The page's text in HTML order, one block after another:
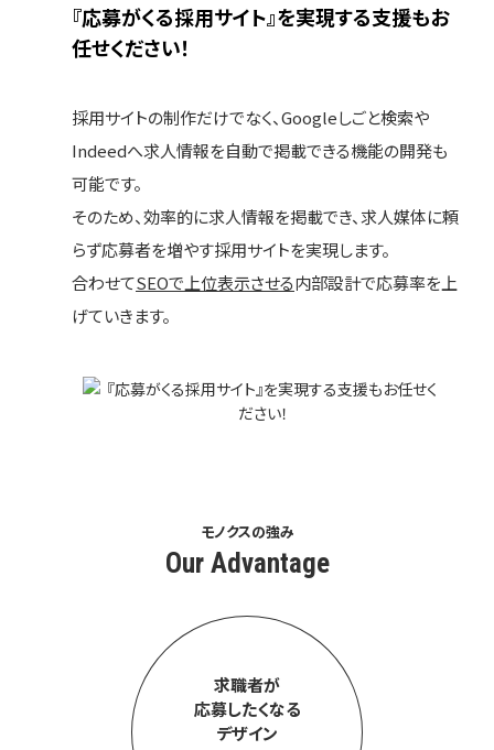
『応募がくる採用サイト』を実現する支援もお
任せください！
採用サイトの制作だけでなく、Googleしごと検索や
Indeedへ求人情報を自動で掲載できる機能の開発も
可能です。
そのため、効率的に求人情報を掲載でき、求人媒体に頼
らず応募者を増やす採用サイトを実現します。
合わせてSEOで上位表示させる内部設計で応募率を上
げていきます。
モノクスの強み
Our Advantage
求職者が
応募したくなる
デザイン